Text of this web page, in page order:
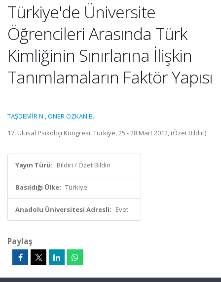
Türkiye'de Üniversite
Öğrencileri Arasında Türk
Kimliğinin Sınırlarına İlişkin
Tanımlamaların Faktör Yapısı
TAŞDEMİR N.,ÖNER ÖZKAN B.
17. Ulusal Psikoloji Kongresi, Türkiye, 25 - 28 Mart 2012, (Özet Bildiri)
Yayın Türü: Bildiri / Özet Bildiri
Basıldığı Ülke: Türkiye
Anadolu Üniversitesi Adresli: Evet
Paylaş